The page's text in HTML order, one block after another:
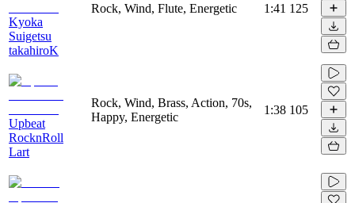
Kyoka
Suigetsu
takahiroK
Rock, Wind, Flute, Energetic 1:41 125
Upbeat
RocknRoll
Lart
Rock, Wind, Brass, Action, 70s,
Happy, Energetic
1:38 105